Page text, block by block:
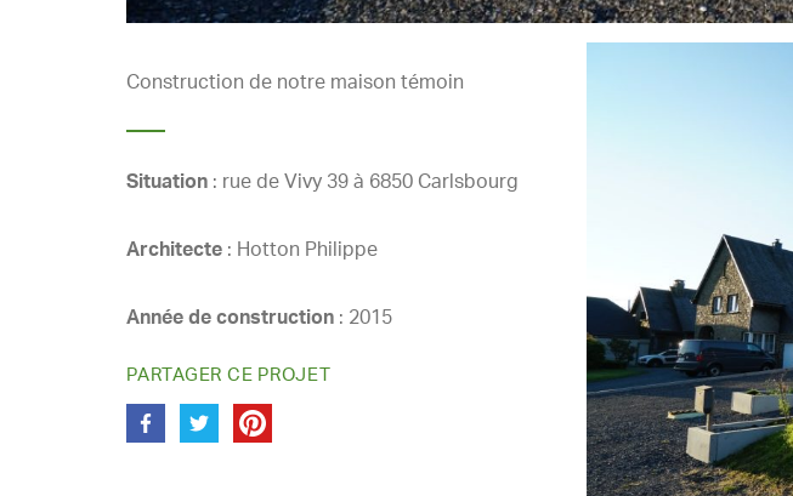
Construction de notre maison témoin
Situation : rue de Vivy 39 à 6850 Carlsbourg
Architecte : Hotton Philippe
Année de construction : 2015
PARTAGER CE PROJET